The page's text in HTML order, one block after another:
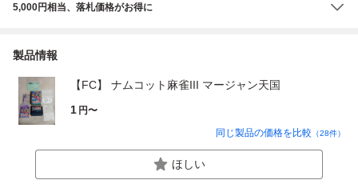
5,000円相当、落札価格がお得に
製品情報
【FC】 ナムコット麻雀III マージャン天国
1 円〜
同じ製品の価格を比較 （28件）
ほしい